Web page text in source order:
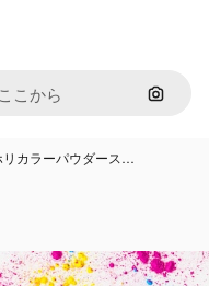
画像で
リカラーパウダース…